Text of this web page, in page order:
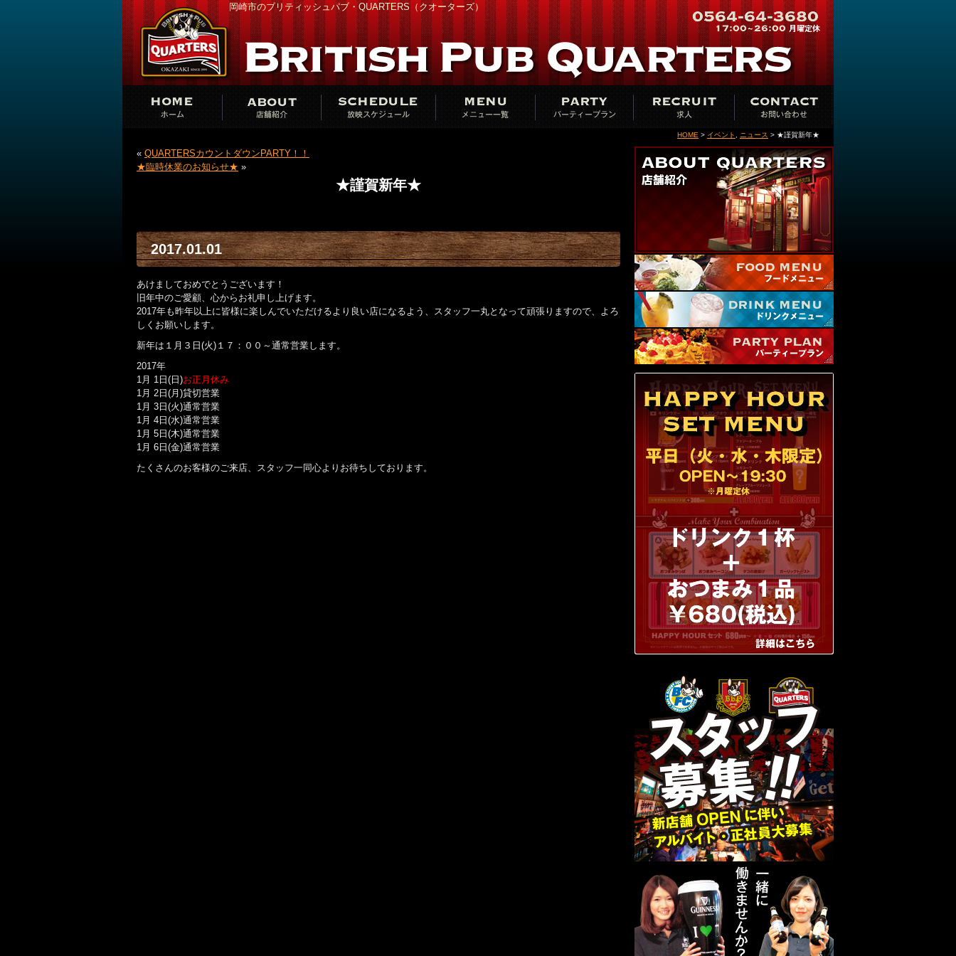
岡崎市のブリティッシュパブ・QUARTERS（クオーターズ）
HOME > イベント ニュース > ★謹賀新年★
« QUARTERSカウントダウンPARTY！！
★臨時休業のお知らせ★ »
★謹賀新年★
2017.01.01
あけましておめでとうございます！
旧年中のご愛顧、心からお礼申し上げます。
2017年も昨年以上に皆様に楽しんでいただけるより良い店になるよう、スタッフ一丸となって頑張りますので、よろ
しくお願いします。
新年は１月３日(火)１７：００～通常営業します。
2017年
1月 1日(日)お正月休み
1月 2日(月)貸切営業
1月 3日(火)通常営業
1月 4日(水)通常営業
1月 5日(木)通常営業
1月 6日(金)通常営業
たくさんのお客様のご来店、スタッフ一同心よりお待ちしております。